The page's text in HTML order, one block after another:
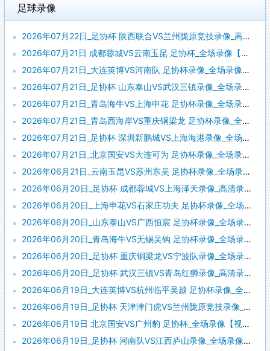
足球录像
2026年07月22日_足协杯 陕西联合VS兰州陇原竞技录像_高清录像【全场回放】
2026年07月21日 成都蓉城VS云南玉昆 足协杯_全场录像【全场回放】
2026年07月21日_大连英博VS河南队 足协杯录像_全场录像【全场回放】
2026年07月21日_足协杯 山东泰山VS武汉三镇录像_全场录像【全场回放】
2026年07月21日_青岛海牛VS上海申花 足协杯录像_全场录像【高清回放】
2026年07月21日_青岛西海岸VS重庆铜梁龙 足协杯录像_全场录像【全场回放】
2026年07月21日_足协杯 深圳新鹏城VS上海海港录像_全场录像【视频集锦】
2026年07月21日_北京国安VS大连可为 足协杯录像_全场录像【全场回放】
2026年06月21日_云南玉昆VS苏州东吴 足协杯录像_全场录像【视频集锦】
2026年06月20日_足协杯 成都蓉城VS上海泽天录像_高清录像【全场回放】
2026年06月20日_上海申花VS石家庄功夫 足协杯录像_全场录像【全场回放】
2026年06月20日_山东泰山VS广西恒宸 足协杯录像_全场录像【高清回放】
2026年06月20日_青岛海牛VS无锡吴钩 足协杯录像_全场录像【全场回放】
2026年06月20日_足协杯 重庆铜梁龙VS宁波队录像_全场录像【高清回放】
2026年06月20日_足协杯 武汉三镇VS青岛红狮录像_高清录像【全场回放】
2026年06月19日_大连英博VS杭州临平吴越 足协杯录像_全场录像【全场回放】
2026年06月19日_足协杯 天津津门虎VS兰州陇原竞技录像_高清录像【全场回放】
2026年06月19日 北京国安VS广州豹 足协杯_全场录像【视频集锦】
2026年06月19日_足协杯 河南队VS江西庐山录像_全场录像【高清回放】